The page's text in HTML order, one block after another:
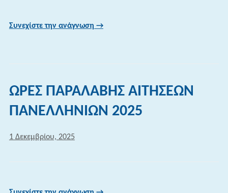
Συνεχίστε την ανάγνωση →
ΩΡΕΣ ΠΑΡΑΛΑΒΗΣ ΑΙΤΗΣΕΩΝ
ΠΑΝΕΛΛΗΝΙΩΝ 2025
1 Δεκεμβρίου, 2025